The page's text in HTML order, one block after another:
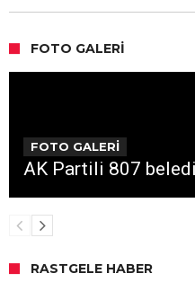
FOTO GALERI
FOTO GALERİ
AK Partili 807
RASTGELE HABER